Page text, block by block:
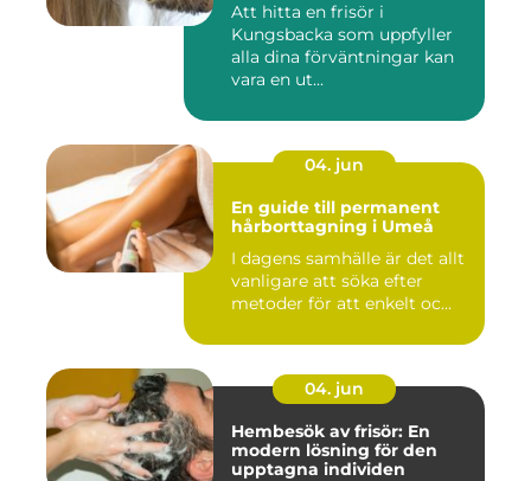
Att hitta en frisör i
Kungsbacka som uppfyller
alla dina förväntningar kan
vara en ut...
04. jun
En guide till permanent
hårborttagning i Umeå
I dagens samhälle är det allt
vanligare att söka efter
metoder för att enkelt oc...
04. jun
Hembesök av frisör: En
modern lösning för den
upptagna individen